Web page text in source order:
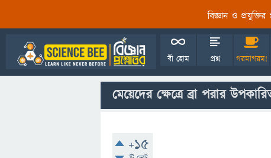
বিজ্ঞান ও
বী হোম প্রশ্ন গরমাগরম!
মেয়েদের ক্ষেত্রে ব্রা পরার
+15